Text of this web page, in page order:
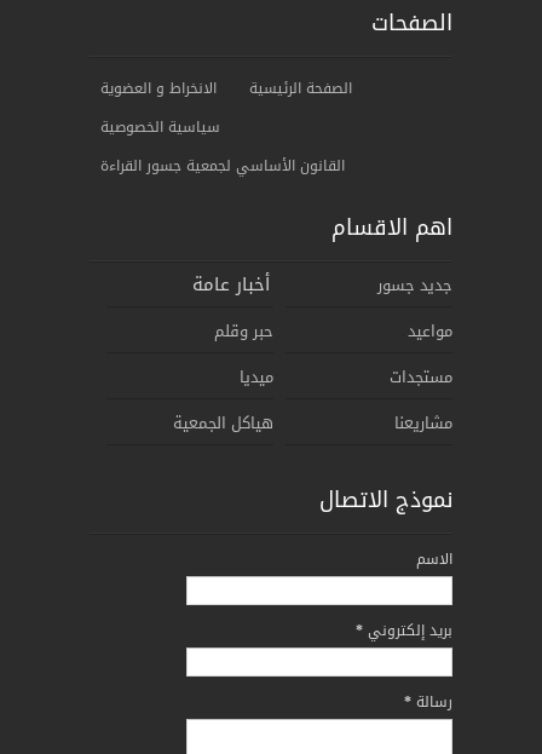
الصفحات
الانخراط و العضوية
الصفحة الرئيسية
سياسية الخصوصية
ﺍﻟﻘﺎنوﻥ الأساسي لجمعية جسور القراءة
اهم الاقسام
جديد جسور أخبار عامة
مواعيد
حبر وقلم
مستجدات
ميديا
مشاريعنا
هياكل الجمعية
نموذج الاتصال
الاسم
بريد إلكتروني*
رسالة*